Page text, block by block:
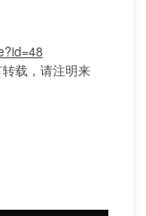
载，请注明来